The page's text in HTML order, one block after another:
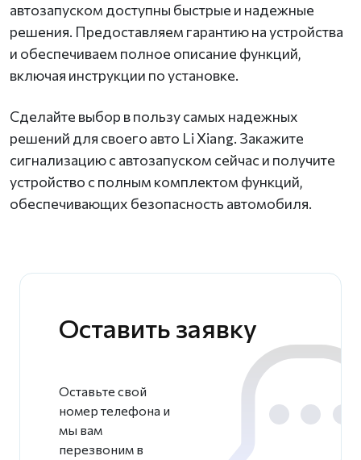
автозапуском доступны быстрые и надежные
решения. Предоставляем гарантию на устройства
и обеспечиваем полное описание функций,
включая инструкции по установке.
Сделайте выбор в пользу самых надежных
решений для своего авто Li Xiang. Закажите
сигнализацию с автозапуском сейчас и получите
устройство с полным комплектом функций,
обеспечивающих безопасность автомобиля.
Оставить заявку
Оставьте свой
номер телефона и
мы вам
перезвоним в